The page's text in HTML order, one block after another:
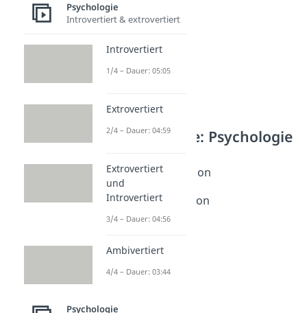
Weitere Inhalte: Psychologie
Extrinsische Motivation
Dauer: 02:43
Intrinsische Motivation
Dauer: 02:36
Psychologie
Introvertiert & extrovertiert
Introvertiert
1/4 – Dauer: 05:05
Extrovertiert
2/4 – Dauer: 04:59
Extrovertiert
und
Introvertiert
3/4 – Dauer: 04:56
Ambivertiert
4/4 – Dauer: 03:44
Psychologie